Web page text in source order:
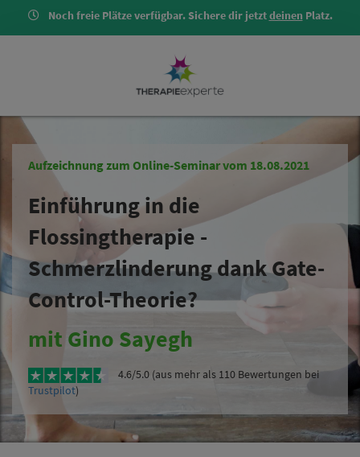
Noch freie Plätze verfügbar. Sichere dir jetztdeinen Platz.
Aufzeichnung zum Online-Seminar vom 18.08.2021
Einführung in die
Flossingtherapie -
Schmerzlinderung dank Gate-
Control-Theorie?
mit Gino Sayegh
4.6/5.0 (aus mehr als 110 Bewertungen bei
Trustpilot)